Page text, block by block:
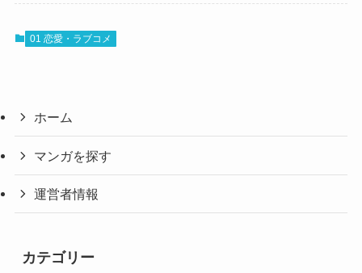
01 恋愛・ラブコメ
ホーム
マンガを探す
運営者情報
カテゴリー